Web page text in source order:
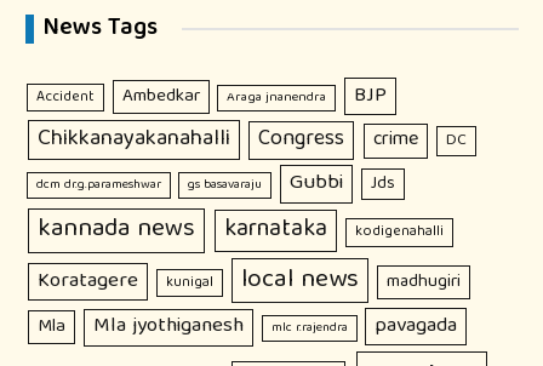
News Tags
Accident Ambedkar Araga jnanendra BJP
Chikkanayakanahalli Congress crime DC
dcm dr.g.parameshwar gs basavaraju Gubbi Jds
kannada news karnataka kodigenahalli
Koratagere kunigal local news madhugiri
Mla Mla jyothiganesh mlc r.rajendra pavagada